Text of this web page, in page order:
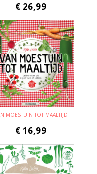
€ 26,99
MOESTUIN TOT MAALTIJD
€ 16,99